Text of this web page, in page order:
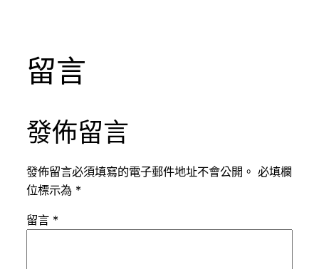
留言
發佈留言
發佈留言必須填寫的電子郵件地址不會公開。 必填欄
位標示為 *
留言 *